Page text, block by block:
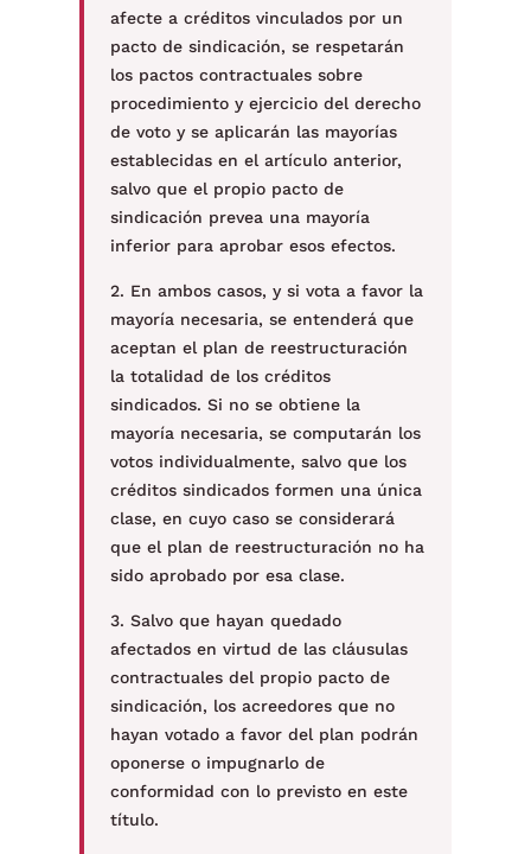
afecte a créditos vinculados por un
pacto de sindicación, se respetarán
los pactos contractuales sobre
procedimiento y ejercicio del derecho
de voto y se aplicarán las mayorías
establecidas en el artículo anterior,
salvo que el propio pacto de
sindicación prevea una mayoría
inferior para aprobar esos efectos.
2. En ambos casos, y si vota a favor la
mayoría necesaria, se entenderá que
aceptan el plan de reestructuración
la totalidad de los créditos
sindicados. Si no se obtiene la
mayoría necesaria, se computarán los
votos individualmente, salvo que los
créditos sindicados formen una única
clase, en cuyo caso se considerará
que el plan de reestructuración no ha
sido aprobado por esa clase.
3. Salvo que hayan quedado
afectados en virtud de las cláusulas
contractuales del propio pacto de
sindicación, los acreedores que no
hayan votado a favor del plan podrán
oponerse o impugnarlo de
conformidad con lo previsto en este
título.